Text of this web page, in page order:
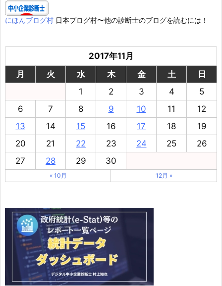
にほんブログ村 日本ブログ村〜他の診断士のブログを読むには！
2017年11月
月
火 水 木 金 土
日
1
2 3 4
5
6
7 8 9 10 11
12
13
14 15 16 17 18
19
20
21 22 23 24 25
26
27
28 29 30
« 10月 12月 »